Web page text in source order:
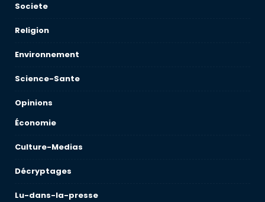
Societe
Religion
Environnement
Science-Sante
Opinions
Économie
Culture-Medias
Décryptages
Lu-dans-la-presse